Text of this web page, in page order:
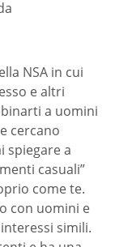
NSA in cui
e altri
a uomini
cercano
spiegare a
casuali”
come te.
con uomini e
simili.